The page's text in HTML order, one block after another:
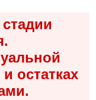
остатках